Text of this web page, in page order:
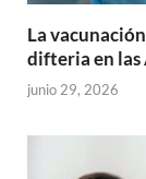
La
difteria en las
junio 29, 2026